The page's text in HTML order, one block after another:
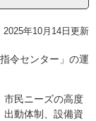
2025年10月14日更新
令センター」の運
市民ニーズの高度
出動体制、設備資